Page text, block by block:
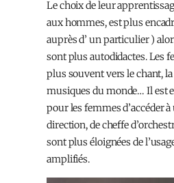
Le choix de leur
aux hommes, est plus
auprès d’ un particulier )
sont plus autodidactes. Les
plus souvent vers le chant,
musiques du monde… Il est
pour les femmes d’accéder
direction, de cheffe
sont plus éloignées de
amplifiés.